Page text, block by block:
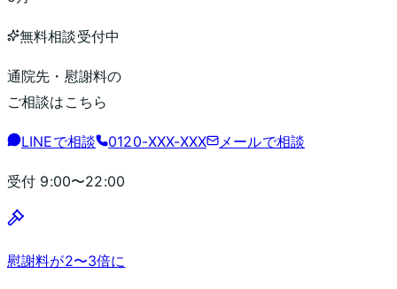
無料相談受付中
通院先・慰謝料の
ご相談はこちら
LINEで相談 0120-XXX-XXX メールで相談
受付 9:00〜22:00
慰謝料が2〜3倍に